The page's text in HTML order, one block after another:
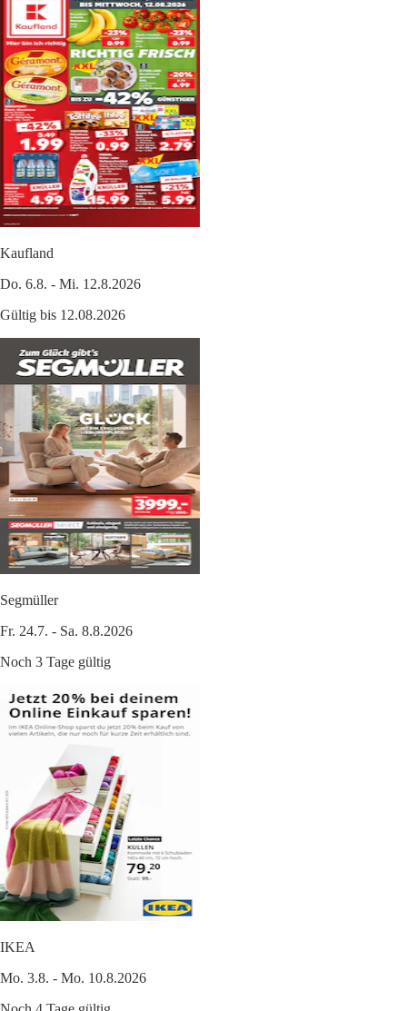
Kaufland
Do. 6.8. - Mi. 12.8.2026
Gültig bis 12.08.2026
Segmüller
Fr. 24.7. - Sa. 8.8.2026
Noch 3 Tage gültig
IKEA
Mo. 3.8. - Mo. 10.8.2026